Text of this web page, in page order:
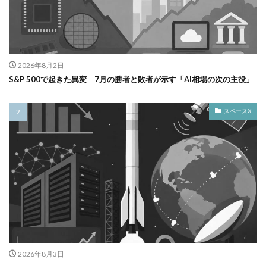
2026年8月2日
S&P 500で起きた異変 7月の勝者と敗者が示す「AI相場の次の主役」
スペースX
2026年8月3日